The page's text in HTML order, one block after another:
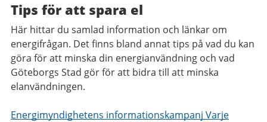
Tips för att spara el
Här hittar du samlad information och länkar om
energifrågan. Det finns bland annat tips på vad du kan
göra för att minska din energianvändning och vad
Göteborgs Stad gör för att bidra till att minska
elanvändningen.
Energimyndighetens informationskampanj Varje